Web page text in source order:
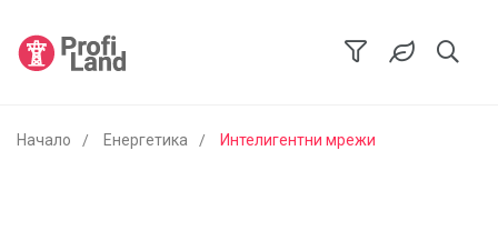
Начало Енергетика Интелигентни мрежи